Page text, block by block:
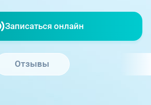
220-00-03
Записаться онлайн
Отзывы